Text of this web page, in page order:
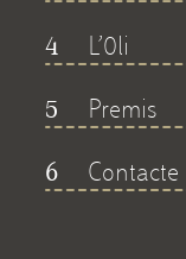
4 L’0li
5 Premis
6 Contacte